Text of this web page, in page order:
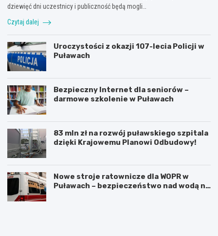
dziewięć dni uczestnicy i publiczność będą mogli…
Czytaj dalej
Uroczystości z okazji 107-lecia Policji w
Puławach
Bezpieczny Internet dla seniorów –
darmowe szkolenie w Puławach
83 mln zł na rozwój puławskiego szpitala
dzięki Krajowemu Planowi Odbudowy!
Nowe stroje ratownicze dla WOPR w
Puławach – bezpieczeństwo nad wodą na
O
J